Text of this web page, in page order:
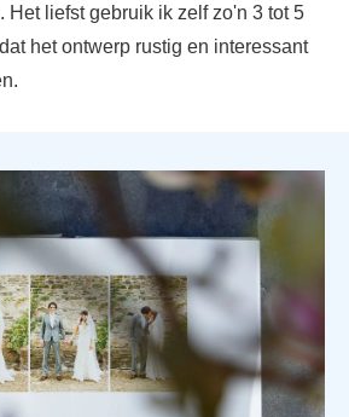
Het liefst gebruik ik zelf zo'n 3 tot 5
het ontwerp rustig en interessant